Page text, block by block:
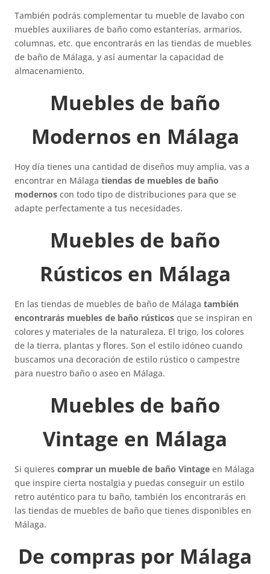
También podrás complementar tu mueble de lavabo con
muebles auxiliares de baño como estanterías, armarios,
columnas, etc. que encontrarás en las tiendas de muebles
de baño de Málaga, y así aumentar la capacidad de
almacenamiento.
Muebles de baño
Modernos en Málaga
Hoy día tienes una cantidad de diseños muy amplia, vas a
encontrar en Málagatiendas de muebles de baño
modernos con todo tipo de distribuciones para que se
adapte perfectamente a tus necesidades.
Muebles de baño
Rústicos en Málaga
En las tiendas de muebles de baño de Málagatambién
encontrarás muebles de baño rústicos que se inspiran en
colores y materiales de la naturaleza. El trigo, los colores
de la tierra, plantas y flores. Son el estilo idóneo cuando
buscamos una decoración de estilo rústico o campestre
para nuestro baño o aseo en Málaga.
Muebles de baño
Vintage en Málaga
Si quierescomprar un mueble de baño Vintage en Málaga
que inspire cierta nostalgia y puedas conseguir un estilo
retro auténtico para tu baño, también los encontrarás en
las tiendas de muebles de baño que tienes disponibles en
Málaga.​
De compras por Málaga